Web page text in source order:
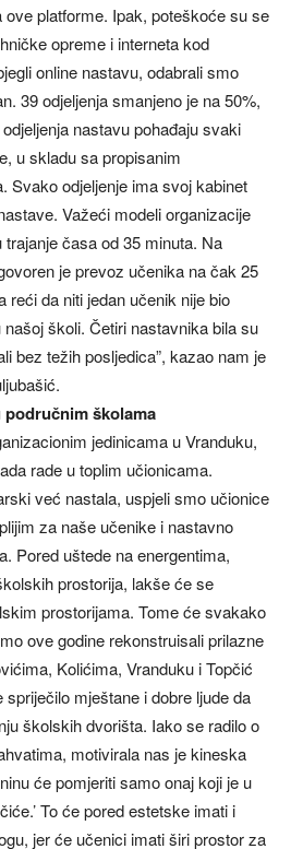
ove platforme. Ipak, poteškoće su se
opreme i interneta kod
online nastavu, odabrali smo
39 odjeljenja smanjeno je na 50%,
nastavu pohađaju svaki
u skladu sa propisanim
Svako odjeljenje ima svoj kabinet
Važeći modeli organizacije
časa od 35 minuta. Na
je prevoz učenika na čak 25
reći da niti jedan učenik nije bio
školi. Četiri nastavnika bila su
bez težih posljedica”, kazao nam je
školama
jedinicama u Vranduku,
rade u toplim učionicama.
već nastala, uspjeli smo učionice
za naše učenike i nastavno
Pored uštede na energentima,
prostorija, lakše će se
prostorijama. Tome će svakako
ove godine rekonstruisali prilazne
Kolićima, Vranduku i Topčić
spriječilo mještane i dobre ljude da
školskih dvorišta. Iako se radilo o
motivirala nas je kineska
će pomjeriti samo onaj koji je u
To će pored estetske imati i
jer će učenici imati širi prostor za